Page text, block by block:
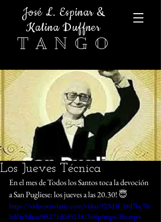
José L. Espinar &
Kalina Duffner
T A N G O
Los Jueves Técnica
En el mes de Todos los Santos toca la devoción
a San Pugliese: los jueves a las 20.30! 😇
https://video.wixstatic.com/video/f29d3f_bfd7bc7fe
bdf4e9daae9f5271d0d5138/360p/mp4/file.mp4